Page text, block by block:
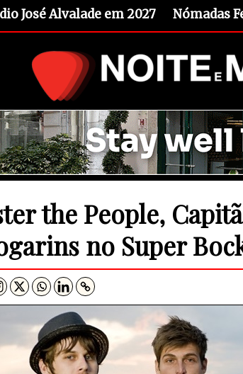
José Alvalade em 2027 Nómadas
the People,
no Super